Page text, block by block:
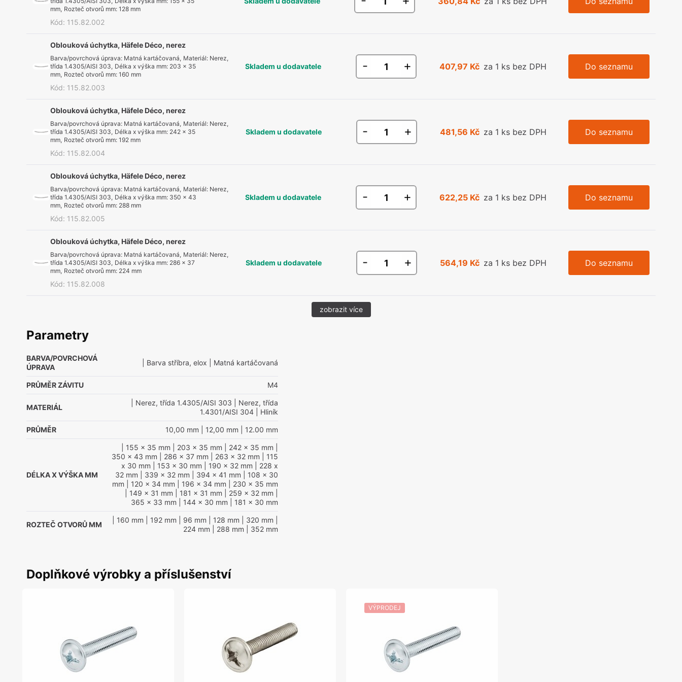
mm, Rozteč otvorů mm:128 mm
Kód: 115.82.002
Oblouková úchytka, Häfele Déco, nerez
Barva/povrchová úprava: Matná kartáčovaná, Materiál: Nerez,
třída 1.4305/AISI 303, Délka x výška mm: 203 x 35
mm, Rozteč otvorů mm:160 mm
Kód: 115.82.003
Skladem u dodavatele - + 407,97 Kč za 1 ks bez DPH Do seznamu
Oblouková úchytka, Häfele Déco, nerez
Barva/povrchová úprava: Matná kartáčovaná, Materiál: Nerez,
třída 1.4305/AISI 303, Délka x výška mm: 242 x 35
mm, Rozteč otvorů mm:192 mm
Kód: 115.82.004
Skladem u dodavatele - + 481,56 Kč za 1 ks bez DPH Do seznamu
Oblouková úchytka, Häfele Déco, nerez
Barva/povrchová úprava: Matná kartáčovaná, Materiál: Nerez,
třída 1.4305/AISI 303, Délka x výška mm: 350 x 43
mm, Rozteč otvorů mm: 288 mm
Kód: 115.82.005
Skladem u dodavatele - + 622,25 Kč za 1 ks bez DPH Do seznamu
Oblouková úchytka, Häfele Déco, nerez
Barva/povrchová úprava: Matná kartáčovaná, Materiál: Nerez,
třída 1.4305/AISI 303, Délka x výška mm: 286 x 37
mm, Rozteč otvorů mm: 224 mm
Kód: 115.82.008
Skladem u dodavatele - + 564,19 Kč za 1 ks bez DPH Do seznamu
zobrazit více
Parametry
BARVA/POVRCHOVÁ
ÚPRAVA
| Barva stříbra, elox | Matná kartáčovaná
PRŮMĚR ZÁVITU M4
MATERIÁL
| Nerez, třída 1.4305/AISI 303 | Nerez, třída
1.4301/AISI 304 | Hliník
PRŮMĚR 10,00 mm | 12,00 mm | 12.00 mm
DÉLKA X VÝŠKA MM
| 155 x 35 mm | 203 x 35 mm | 242 x 35 mm
350 x 43 mm | 286 x 37 mm | 263 x 32 mm | 115
x 30 mm | 153 x 30 mm | 190 x 32 mm | 228 x
32 mm | 339 x 32 mm | 394 x 41 mm | 108 x 30
mm | 120 x 34 mm | 196 x 34 mm | 230 x 35 mm
| 149 x 31 mm | 181 x 31 mm | 259 x 32 mm
365 x 33 mm | 144 x 30 mm | 181 x 30 mm
ROZTEČ OTVORŮ MM
| 160 mm | 192 mm | 96 mm | 128 mm | 320 mm
224 mm | 288 mm | 352 mm
Doplňkové výrobky a příslušenství
VÝPRODEJ